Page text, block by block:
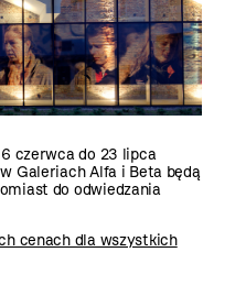
czerwca do 23 lipca
Galeriach Alfa i Beta będą
do odwiedzania
cenach dla wszystkich